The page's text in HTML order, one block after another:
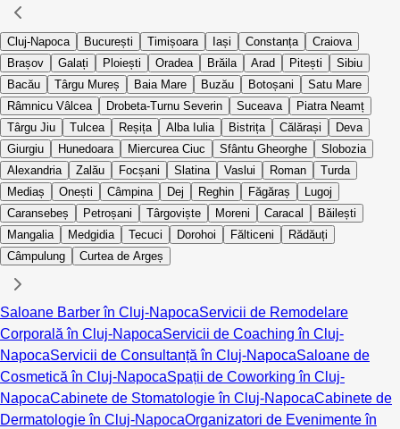
Cluj-Napoca București Timișoara Iași Constanța
Craiova
Brașov
Galați Ploiești Oradea Brăila Arad Pitești
Sibiu
Bacău
Târgu Mureș Baia Mare Buzău Botoșani
Satu Mare
Râmnicu Vâlcea
Drobeta-Turnu Severin Suceava
Piatra Neamț
Târgu Jiu
Tulcea Reșița Alba Iulia Bistrița Călărași
Deva
Giurgiu
Hunedoara Miercurea Ciuc Sfântu Gheorghe
Slobozia
Alexandria
Zalău Focșani Slatina Vaslui Roman
Turda
Mediaș
Onești Câmpina Dej Reghin Făgăraș
Lugoj
Caransebeș
Petroșani Târgoviște Moreni Caracal
Băilești
Mangalia
Medgidia Tecuci Dorohoi Fălticeni
Rădăuți
Câmpulung
Curtea de Argeș
Saloane Barber în Cluj-NapocaServicii de Remodelare
Corporală în Cluj-NapocaServicii de Coaching în Cluj-
NapocaServicii de Consultanță în Cluj-NapocaSaloane de
Cosmetică în Cluj-NapocaSpații de Coworking în Cluj-
NapocaCabinete de Stomatologie în Cluj-NapocaCabinete de
Dermatologie în Cluj-NapocaOrganizatori de Evenimente în